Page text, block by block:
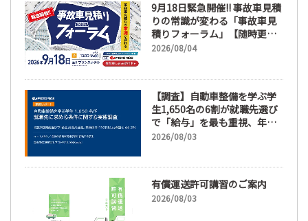
9月18日緊急開催!! 事故車見積
りの常識が変わる「事故車見
積りフォーラム」【随時更
新】
2026/08/04
【調査】自動車整備を学ぶ学
生1,650名の6割が就職先選び
で「給与」を最も重視、年間
休日「110日以上」希望も
2026/08/03
有償運送許可講習のご案内
2026/08/03